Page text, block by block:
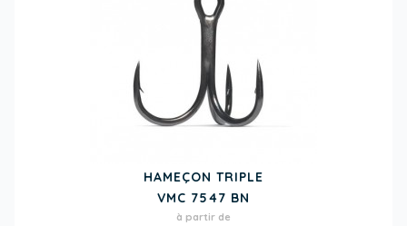
HAMEÇON TRIPLE
VMC 7547 BN
Prix
à partir de